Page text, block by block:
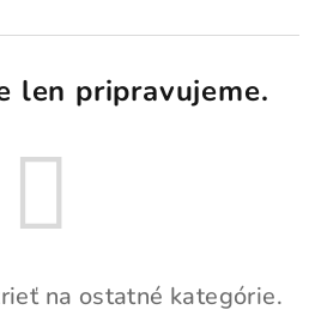
len pripravujeme.
na ostatné kategórie.